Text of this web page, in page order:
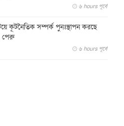
৬ hours পূর্বে
কূটনৈতিক সম্পর্ক পুনঃস্থাপন করছে
পেরু
৬ hours পূর্বে